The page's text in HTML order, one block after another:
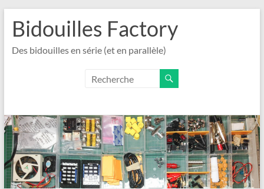
contenu
Bidouilles Factory
Des bidouilles en série (et en parallèle)